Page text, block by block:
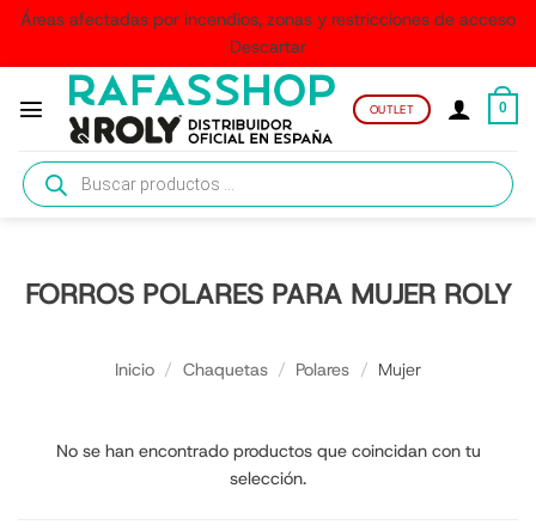
Áreas afectadas por incendios, zonas y restricciones de acceso
Descartar
contenido
OUTLET 0
Búsqueda
de
productos
FORROS POLARES PARA MUJER ROLY
Inicio / Chaquetas / Polares / Mujer
No se han encontrado productos que coincidan con tu
selección.